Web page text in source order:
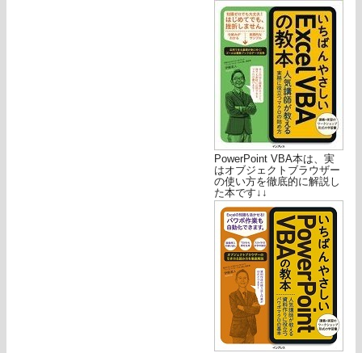
PowerPoint VBA本は、実
はオブジェクトブラウザー
の使い方を徹底的に解説し
た本です↓↓